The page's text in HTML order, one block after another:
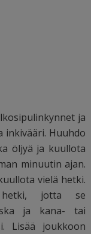
ja
inkivääri. Huuhdo
öljyä ja kuullota
minuutin ajan.
vielä hetki.
jotta se
ja kana- tai
Lisää joukkoon